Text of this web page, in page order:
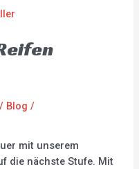
/ Blog /
mit unserem
die nächste Stufe. Mit